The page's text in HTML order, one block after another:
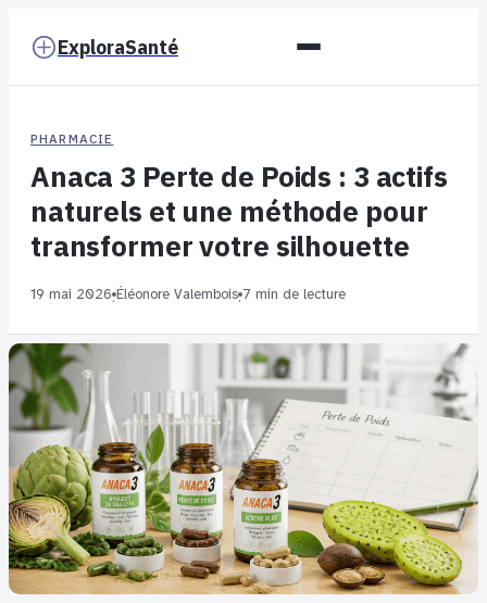
ExploraSanté
PHARMACIE
Anaca 3 Perte de Poids : 3 actifs
naturels et une méthode pour
transformer votre silhouette
19 mai 2026·Éléonore Valembois·7 min de lecture